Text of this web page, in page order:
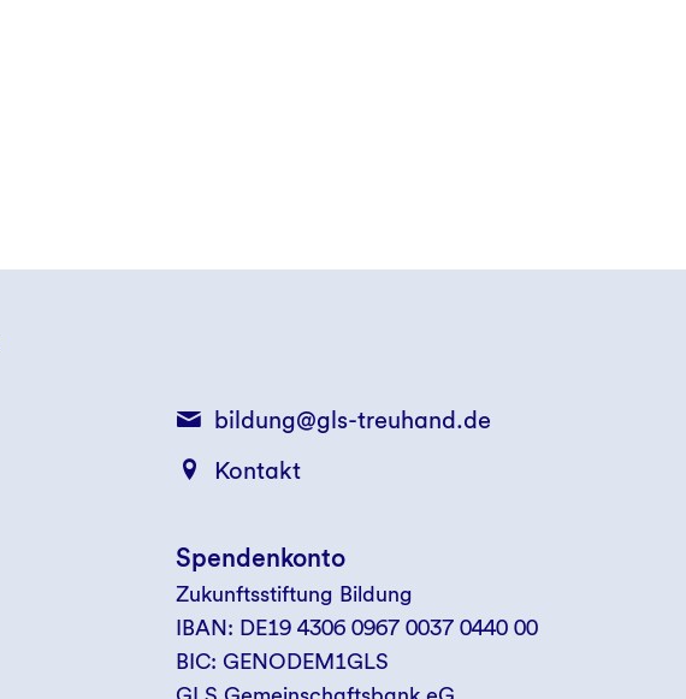
bildung@gls-treuhand.de
Kontakt
Spendenkonto
Zukunftsstiftung Bildung
IBAN: DE19 4306 0967 0037 0440 00
BIC: GENODEM1GLS